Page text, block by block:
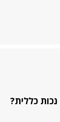
כללית?